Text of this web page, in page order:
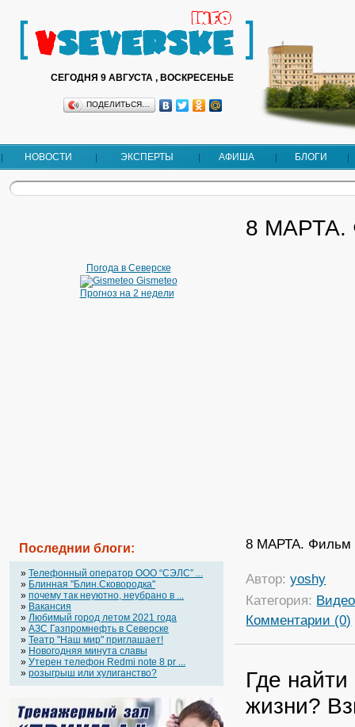
СЕГОДНЯ 9 АВГУСТА , ВОСКРЕСЕНЬЕ
ПОДЕЛИТЬСЯ…
НОВОСТИ ЭКСПЕРТЫ АФИША БЛОГИ
Погода в Северске
Gismeteo
Прогноз на 2 недели
Последнии блоги:
» Телефонный оператор OOO “СЭЛС” ...
» Блинная "Блин.Сковородка"
» почему так неуютно, неубрано в ...
» Вакансия
» Любимый город летом 2021 года
» АЗС Газпромнефть в Северске
» Театр "Наш мир" приглашает!
» Новогодняя минута славы
» Утерен телефон Redmi note 8 pr ...
» розыгрыш или хулиганство?
8 МАРТА.
8 МАРТА. Фильм
Автор:yoshy
Категория: Видео
Комментарии (0)
Где
жизни?